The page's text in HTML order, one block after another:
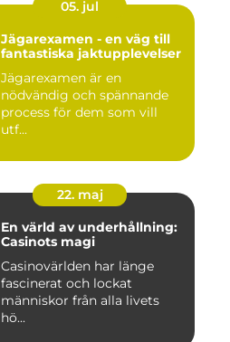
05. jul
Jägarexamen - en väg till
fantastiska jaktupplevelser
Jägarexamen är en
nödvändig och spännande
process för dem som vill
utf...
22. maj
En värld av underhållning:
Casinots magi
Casinovärlden har länge
fascinerat och lockat
människor från alla livets
hö...